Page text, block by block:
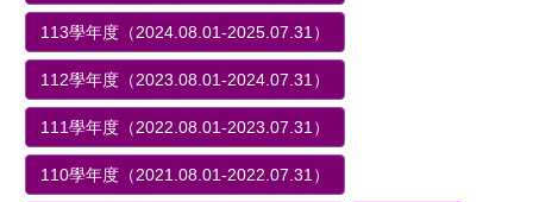
113學年度（2024.08.01-2025.07.31）
112學年度（2023.08.01-2024.07.31）
111學年度（2022.08.01-2023.07.31）
110學年度（2021.08.01-2022.07.31）